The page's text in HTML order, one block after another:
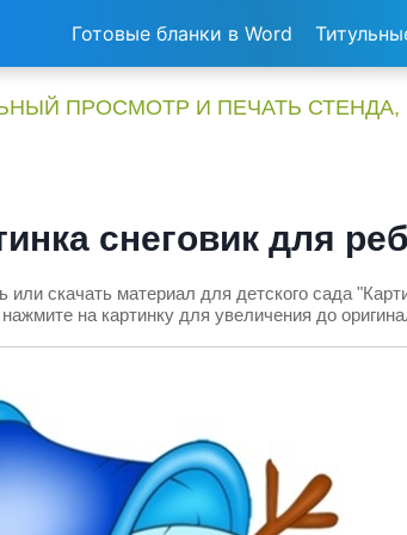
Готовые бланки в Word
ПРОСМОТР И ПЕЧАТЬ СТЕНДА,
снеговик для
или скачать материал для детского сада
нажмите на картинку для увеличения до